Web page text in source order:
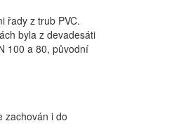
řady z trub PVC.
byla z devadesáti
100 a 80, původní
zachován i do